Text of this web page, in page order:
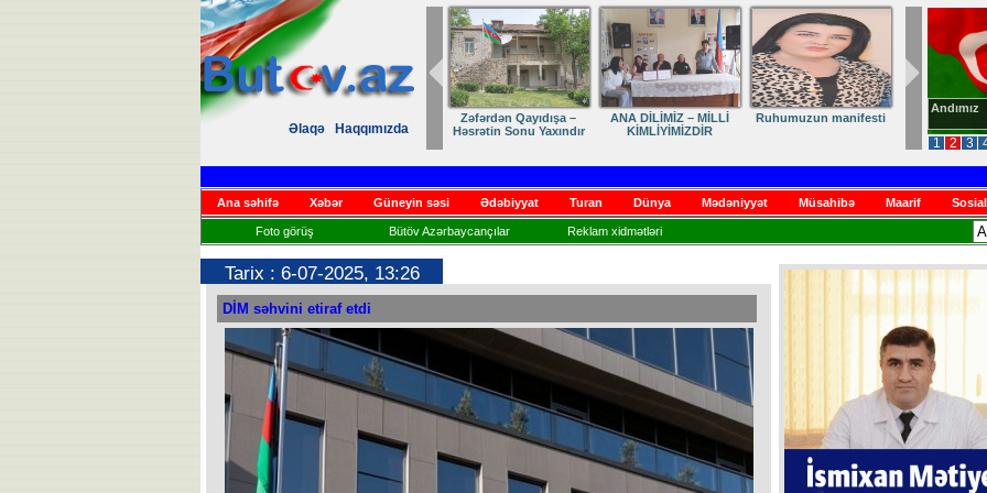
Əlaqə
Haqqımızda
1 2 3
Andımız
Zəfərdən Qayıdışa –
Həsrətin Sonu Yaxındır
ANA DİLİMİZ – MİLLİ
KİMLİYİMİZDİR
Ruhumuzun manifesti
Ana səhifə Xəbər Güneyin səsi Ədəbiyyat Turan Dünya Mədəniyyət Müsahibə Maarif
Foto görüş Bütöv Azərbaycançılar Reklam xidmətləri
Tarix : 6-07-2025, 13:26
DİM səhvini etiraf etdi